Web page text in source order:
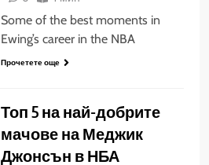
Some of the best moments in
Ewing’s career in the NBA
Прочетете още
Топ 5 на най-добрите
мачове на Меджик
Джонсън в НБА